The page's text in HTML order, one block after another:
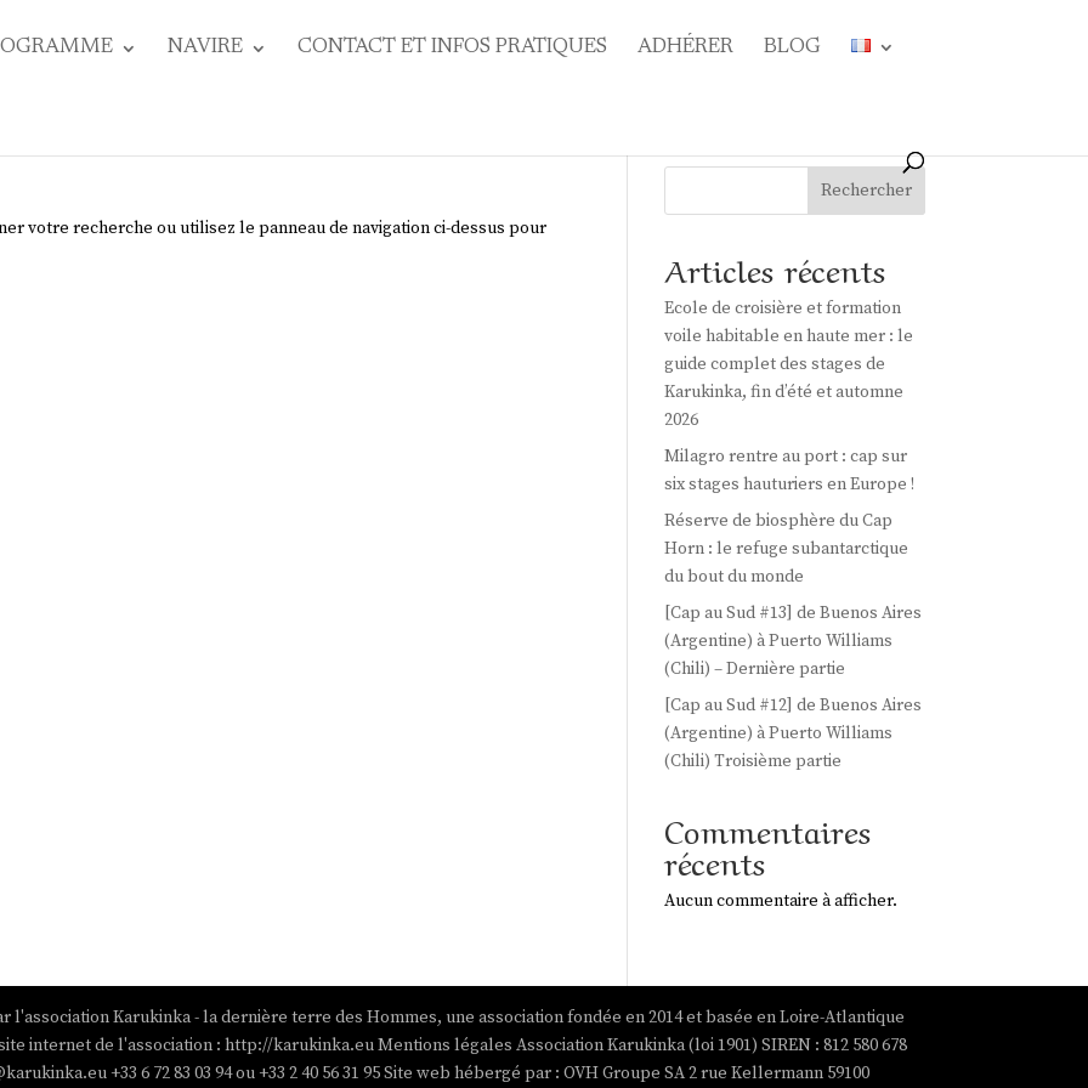
NAVIRE CONTACT ET INFOS PRATIQUES ADHÉRER BLOG
votre recherche ou utilisez le panneau de navigation ci-dessus pour
Rechercher
Articles récents
Ecole de croisière et formation
voile habitable en haute mer : le
guide complet des stages de
Karukinka, fin d’été et automne
2026
Milagro rentre au port : cap sur
six stages hauturiers en Europe !
Réserve de biosphère du Cap
Horn : le refuge subantarctique
du bout du monde
[Cap au Sud #13] de Buenos Aires
(Argentine) à Puerto Williams
(Chili) – Dernière partie
[Cap au Sud #12] de Buenos Aires
(Argentine) à Puerto Williams
(Chili) Troisième partie
Commentaires
récents
Aucun commentaire à afficher.
Karukinka - la dernière terre des Hommes, une association fondée en 2014 et basée en Loire-Atlantique
internet de l'association : http://karukinka.eu Mentions légales Association Karukinka (loi 1901) SIREN : 812 580 678
+33 6 72 83 03 94 ou +33 2 40 56 31 95 Site web hébergé par : OVH Groupe SA 2 rue Kellermann 59100